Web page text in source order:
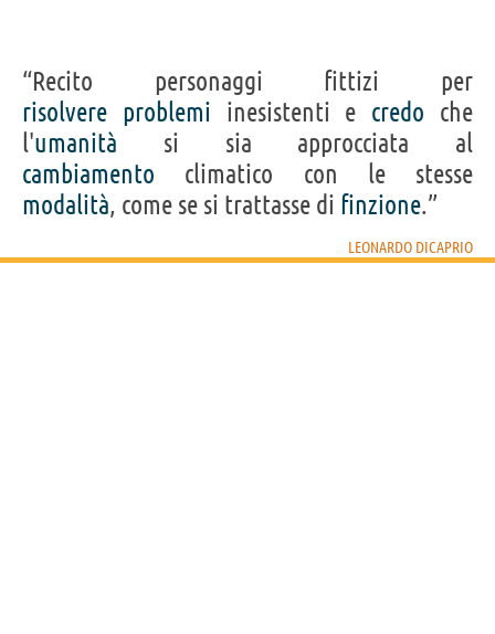
“Recito personaggi fittizi per
risolvere problemi inesistenti e credo che
l'umanità si sia approcciata al
cambiamento climatico con le stesse
modalità, come se si trattasse di finzione.”
LEONARDO DICAPRIO